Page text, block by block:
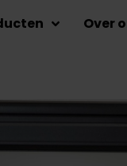
Over